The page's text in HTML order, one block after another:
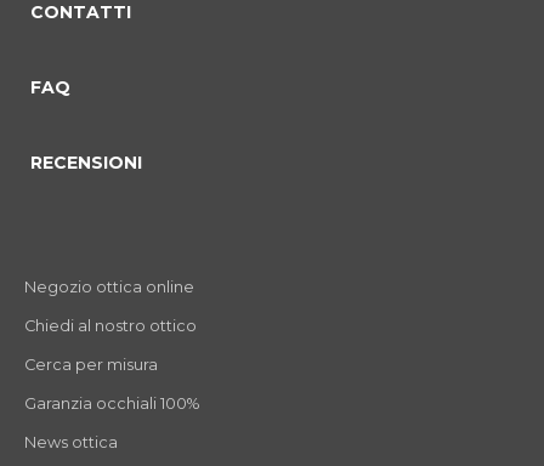
CONTATTI
FAQ
RECENSIONI
Negozio ottica online
Chiedi al nostro ottico
Cerca per misura
Garanzia occhiali 100%
News ottica